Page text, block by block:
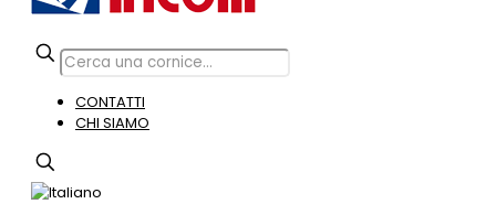
CONTATTI
CHI SIAMO